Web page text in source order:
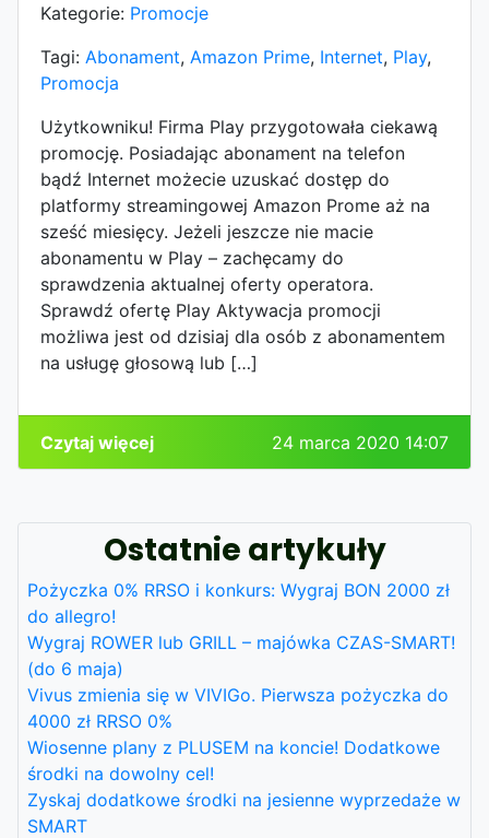
Kategorie: Promocje
Tagi: Abonament, Amazon Prime, Internet, Play,
Promocja
Użytkowniku! Firma Play przygotowała ciekawą
promocję. Posiadając abonament na telefon
bądź Internet możecie uzuskać dostęp do
platformy streamingowej Amazon Prome aż na
sześć miesięcy. Jeżeli jeszcze nie macie
abonamentu w Play – zachęcamy do
sprawdzenia aktualnej oferty operatora.
Sprawdź ofertę Play Aktywacja promocji
możliwa jest od dzisiaj dla osób z abonamentem
na usługę głosową lub […]
Czytaj więcej 24 marca 2020 14:07
Ostatnie artykuły
Pożyczka 0% RRSO i konkurs: Wygraj BON 2000 zł
do allegro!
Wygraj ROWER lub GRILL – majówka CZAS-SMART!
(do 6 maja)
Vivus zmienia się w VIVIGo. Pierwsza pożyczka do
4000 zł RRSO 0%
Wiosenne plany z PLUSEM na koncie! Dodatkowe
środki na dowolny cel!
Zyskaj dodatkowe środki na jesienne wyprzedaże w
SMART